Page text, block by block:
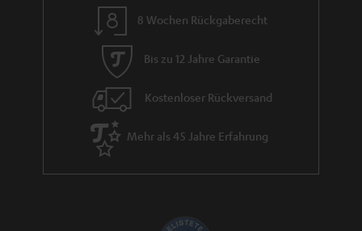
8 Wochen Rückgaberecht
Bis zu 12 Jahre Garantie
Kostenloser Rückversand
Mehr als 45 Jahre Erfahrung